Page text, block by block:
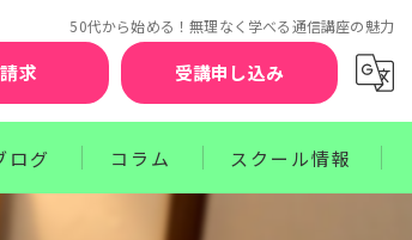
50代から始める！無理なく学べる通信講座の魅力
求 受講申し込み
ログ コラム スクール情報
セラピスト賠償責任補償制度